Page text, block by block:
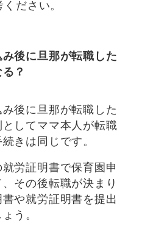
ださい。
後に旦那が転職した
？
後に旦那が転職した
してママ本人が転職
きは同じです。
労証明書で保育園申
その後転職が決まり
や就労証明書を提出
う。